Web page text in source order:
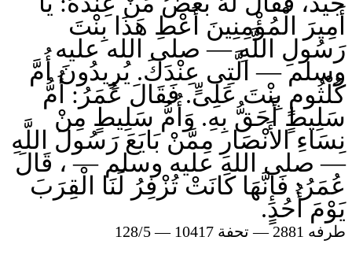
أَمِيرَ الْمُؤْمِنِينَ أَعْطِ هَذَا بِنْتَ
رَسُولِ اللَّهِ — صلى الله عليه
وسلم — الَّتِى عِنْدَكَ. يُرِيدُونَ أُمَّ
كُلْثُومٍ بِنْتَ عَلِىٍّ. فَقَالَ عُمَرُ: أُمُّ
سَلِيطٍ أَحَقُّ بِهِ. وَأُمُّ سَلِيطٍ مِنْ
نِسَاءِ الأَنْصَارِ مِمَّنْ بَايَعَ رَسُولَ اللَّهِ
— صلى الله عليه وسلم — ، قَالَ
عُمَرُ: فَإِنَّهَا كَانَتْ تُزْفِرُ لَنَا الْقِرَبَ
يَوْمَ أُحُدٍ.
طرفه 2881 — تحفة 10417 — 128/5